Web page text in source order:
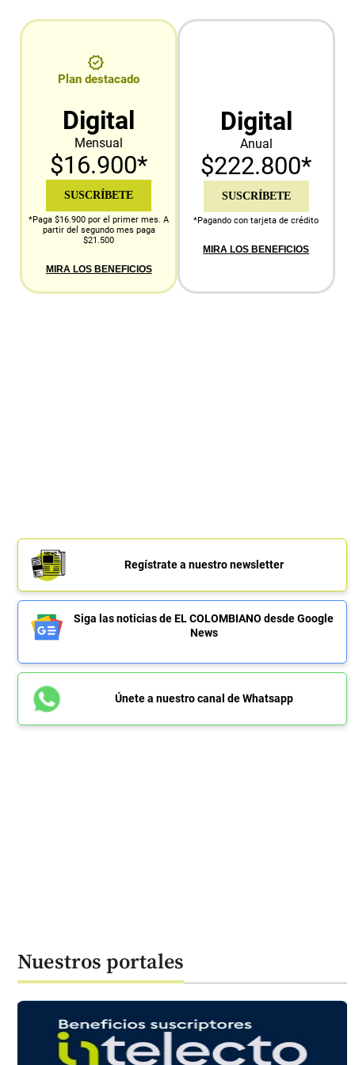
Plan destacado
Digital
Mensual
$16.900*
SUSCRÍBETE
*Paga $16.900 por el primer mes. A
partir del segundo mes paga
$21.500
MIRA LOS BENEFICIOS
Digital
Anual
$222.800*
SUSCRÍBETE
*Pagando con tarjeta de crédito
MIRA LOS BENEFICIOS
Regístrate a nuestro newsletter
Siga las noticias de EL COLOMBIANO desde Google
News
Únete a nuestro canal de Whatsapp
Nuestros portales